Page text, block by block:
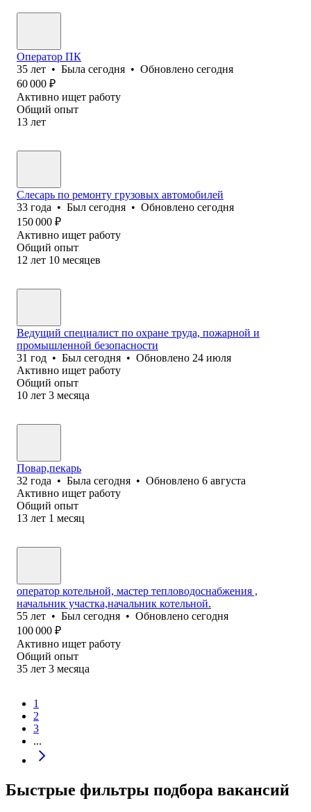
Оператор ПК
35 лет • Была сегодня • Обновлено сегодня
60 000 ₽
Активно ищет работу
Общий опыт
13 лет
Слесарь по ремонту грузовых автомобилей
33 года • Был сегодня • Обновлено сегодня
150 000 ₽
Активно ищет работу
Общий опыт
12 лет 10 месяцев
Ведущий специалист по охране труда, пожарной и
промышленной безопасности
31 год • Был сегодня • Обновлено 24 июля
Активно ищет работу
Общий опыт
10 лет 3 месяца
Повар,пекарь
32 года • Была сегодня • Обновлено 6 августа
Активно ищет работу
Общий опыт
13 лет 1 месяц
оператор котельной, мастер тепловодоснабжения ,
начальник участка,начальник котельной.
55 лет • Был сегодня • Обновлено сегодня
100 000 ₽
Активно ищет работу
Общий опыт
35 лет 3 месяца
1
2
3
...
Быстрые фильтры подбора вакансий